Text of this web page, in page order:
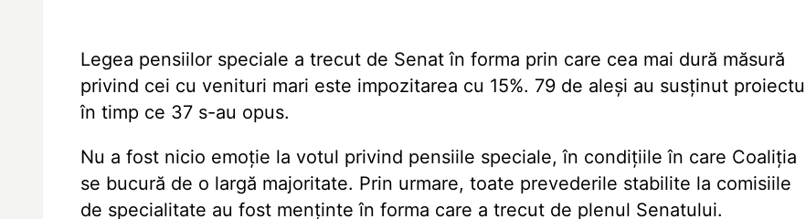
Legea pensiilor speciale a trecut de Senat în forma prin care cea mai dură măsură
privind cei cu venituri mari este impozitarea cu 15%. 79 de aleși au susținut
în timp ce 37 s-au opus.
Nu a fost nicio emoție la votul privind pensiile speciale, în condițiile în care Coaliția
se bucură de o largă majoritate. Prin urmare, toate prevederile stabilite la comisiile
de specialitate au fost menținte în forma care a trecut de plenul Senatului.